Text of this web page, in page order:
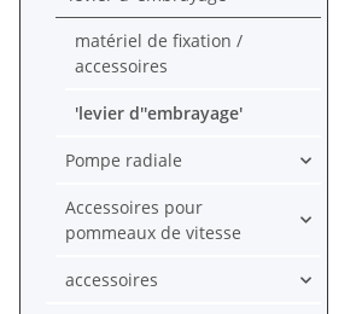
matériel de fixation /
accessoires
'levier d''embrayage'
Pompe radiale
Accessoires pour
pommeaux de vitesse
accessoires